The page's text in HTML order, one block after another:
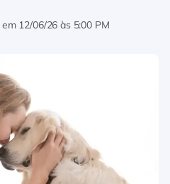
em 12/06/26 às 5:00 PM